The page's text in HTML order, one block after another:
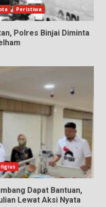
Peristiwa
Polres Binjai Diminta
Dapat Bantuan,
Lewat Aksi Nyata